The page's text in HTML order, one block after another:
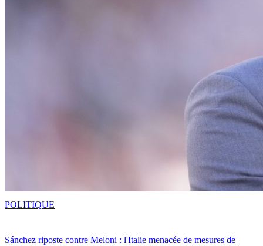
Sánchez riposte contre Meloni : l'Italie menacée de mesures de
POLITIQUE